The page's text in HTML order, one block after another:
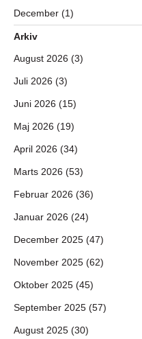
December (1)
Arkiv
August 2026 (3)
Juli 2026 (3)
Juni 2026 (15)
Maj 2026 (19)
April 2026 (34)
Marts 2026 (53)
Februar 2026 (36)
Januar 2026 (24)
December 2025 (47)
November 2025 (62)
Oktober 2025 (45)
September 2025 (57)
August 2025 (30)